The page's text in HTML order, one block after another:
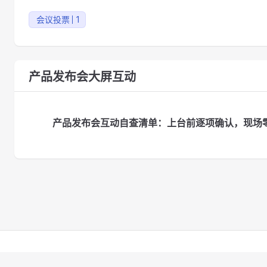
会议投票 1
产品发布会大屏互动
产品发布会互动自查清单：上台前逐项确认，现场